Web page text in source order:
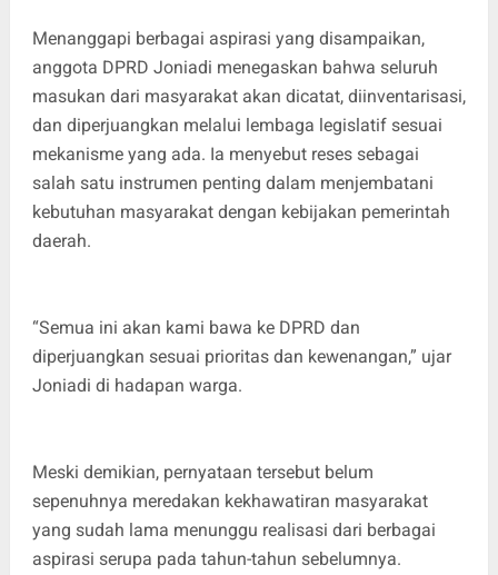
Menanggapi berbagai aspirasi yang disampaikan,
anggota DPRD Joniadi menegaskan bahwa seluruh
masukan dari masyarakat akan dicatat, diinventarisasi,
dan diperjuangkan melalui lembaga legislatif sesuai
mekanisme yang ada. Ia menyebut reses sebagai
salah satu instrumen penting dalam menjembatani
kebutuhan masyarakat dengan kebijakan pemerintah
daerah.
“Semua ini akan kami bawa ke DPRD dan
diperjuangkan sesuai prioritas dan kewenangan,” ujar
Joniadi di hadapan warga.
Meski demikian, pernyataan tersebut belum
sepenuhnya meredakan kekhawatiran masyarakat
yang sudah lama menunggu realisasi dari berbagai
aspirasi serupa pada tahun-tahun sebelumnya.